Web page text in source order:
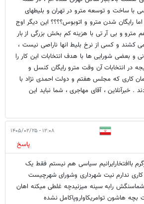
با ساخت و توسعه مترو در تهران و بلیطهای
اما رایگان شدن مترو و اتوبوس؟؟؟؟ این دیگر اوج
و بی آر تی با هزینه کم بخش بزرگی از بار
کشند و کسی از نرخ بلیط انها ناراصی نیست ،
و بعضی شورایی ها با هدف انتخابات این کار را
در انتخابات آن وقت مترو رایگان کنسل و
کاری که مجلس هفتم و دولت احمدی نژاد با
. خبرآنلاین ، آقای مهاجری ، شما نباید این
۱۲:۰۸ - ۱۴۰۵/۰۲/۲۵
پاسخ
باافتخارایرانیم سیاسی هم نیستم فقط یک
کاری ندارم نیت شهرداری وشورای شهرچیست
رابه سینه میزنیدچه غلطی میکنه اهان
بچه هاشون توامریکاواروپاکامل نشده